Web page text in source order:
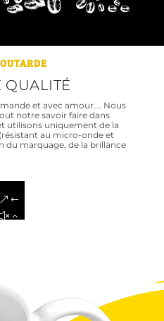
QUALITÉ
et avec amour…. Nous
notre savoir faire dans
utilisons uniquement de la
au micro-onde et
du marquage, de la brillance